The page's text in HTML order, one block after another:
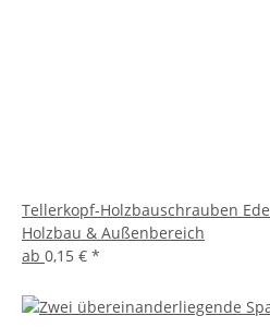
Tellerkopf-Holzbauschrauben
Holzbau & Außenbereich
ab 0,15 € *